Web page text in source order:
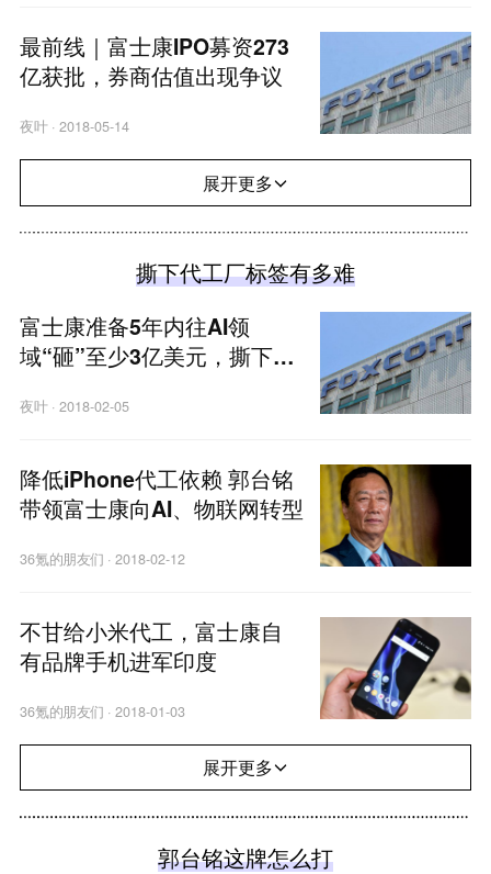
最前线｜富士康IPO募资273
亿获批，券商估值出现争议
夜叶· 2018-05-14
展开更多
撕下代工厂标签有多难
富士康准备5年内往AI领
域“砸”至少3亿美元，撕下代
夜叶· 2018-02-05
降低iPhone代工依赖 郭台铭
带领富士康向AI、物联网转型
36氪的朋友们 ·2018-02-12
不甘给小米代工，富士康自
有品牌手机进军印度
36氪的朋友们 ·2018-01-03
展开更多
郭台铭这牌怎么打